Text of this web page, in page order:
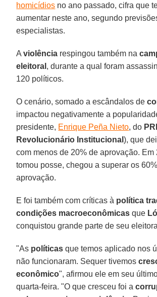
homicídios no ano passado, cifra que
aumentar neste ano, segundo
especialistas.
Aviolência respingou também na
eleitoral , durante a qual foram
120 políticos.
O cenário, somado a escândalos de
impactou negativamente a
presidente, Enrique Peña Nieto, do PRI
Revolucionário Institucional), que
com menos de 20% de aprovação. Em
tomou posse, chegou a superar os
aprovação.
E foi também com críticas à política
condições macroeconômicas que
conquistou grande parte de seu
"As políticas que temos aplicado nos
não funcionaram. Sequer tivemos
econômico", afirmou ele em seu
quarta-feira. "O que cresceu foi a